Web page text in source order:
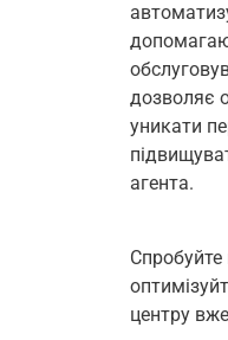
дозволяє
уникати
агента.
Спробуйте
центру